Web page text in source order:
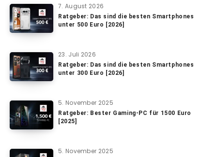
7. August 2026
Ratgeber: Das sind die besten Smartphones
unter 500 Euro [2026]
23. Juli 2026
Ratgeber: Das sind die besten Smartphones
unter 300 Euro [2026]
5. November 2025
Ratgeber: Bester Gaming-PC für 1500 Euro
[2025]
5. November 2025